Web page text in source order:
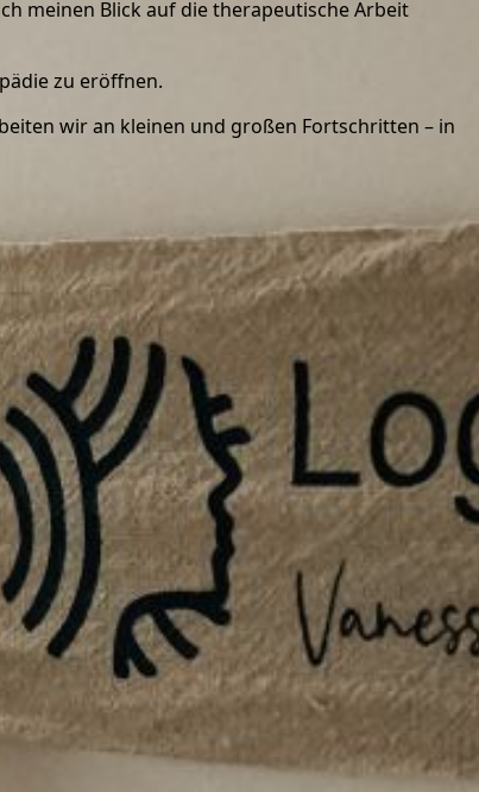
meinen Blick auf die therapeutische Arbeit
zu eröffnen.
wir an kleinen und großen Fortschritten – in